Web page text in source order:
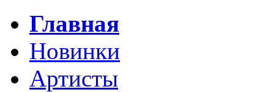
Главная
Новинки
Артисты